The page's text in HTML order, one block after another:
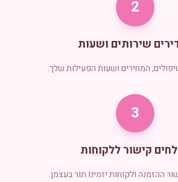
2
שירותים ושעות
המחירים ושעות הפעילות שלך.
3
קישור ללקוחות
ההזמנה ולקוחות יזמינו תור בעצמן.